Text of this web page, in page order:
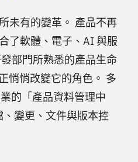
未有的變革。 產品不再
了軟體、電子、AI 與服
部門所熟悉的產品生命
悄悄改變它的角色。 多
的「產品資料管理中
變更、文件與版本控